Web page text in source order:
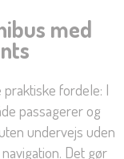
med
fordele: I
passagerer og
undervejs uden
Det gør